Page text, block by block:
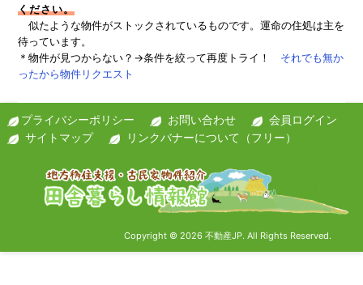
ください。
似たような物件がストックされているものです。運命の住処は主を
待っています。
＊物件が見つからない？→条件を絞って再度トライ！ それでも無か
ったから物件リクエスト
プライバシーポリシー お問い合わせ
会員ログイン
サイトマップ
リンクバナーについて（フリー）
Copyright © 2026 不動産JP. All Rights Reserved.